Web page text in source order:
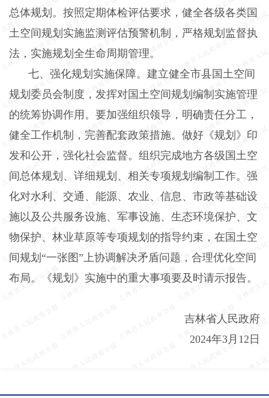
总体规划。按照定期体检评估要求，健全各级各类国
土空间规划实施监测评估预警机制，严格规划监督执
法，实施规划全生命周期管理。
七、强化规划实施保障。建立健全市县国土空间
规划委员会制度，发挥对国土空间规划编制实施管理
的统筹协调作用。要加强组织领导，明确责任分工，
健全工作机制，完善配套政策措施。做好《规划》印
发和公开，强化社会监督。组织完成地方各级国土空
间总体规划、详细规划、相关专项规划编制工作。强
化对水利、交通、能源、农业、信息、市政等基础设
施以及公共服务设施、军事设施、生态环境保护、文
物保护、林业草原等专项规划的指导约束，在国土空
间规划“一张图”上协调解决矛盾问题，合理优化空间
布局。《规划》实施中的重大事项要及时请示报告。
吉林省人民政府
2024年3月12日